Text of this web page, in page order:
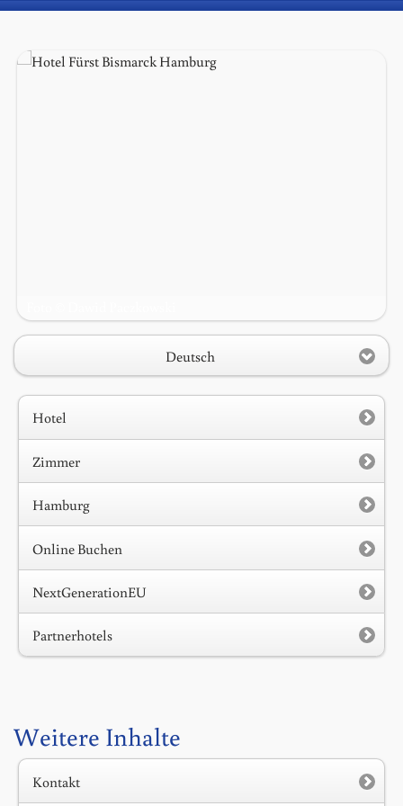
123
Deutsch
Hotel
Zimmer
Hamburg
Online Buchen
NextGenerationEU
Partnerhotels
Weitere Inhalte
Kontakt